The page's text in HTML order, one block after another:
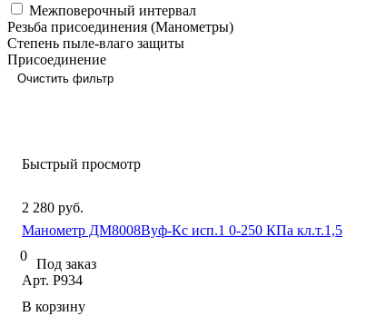
Межповерочный интервал
Резьба присоединения (Манометры)
Степень пыле-влаго защиты
Присоединение
Очистить фильтр
Быстрый просмотр
2 280 руб.
Манометр ДМ8008Вуф-Кс исп.1 0-250 КПа кл.т.1,5
0
Под заказ
Арт. P934
В корзину